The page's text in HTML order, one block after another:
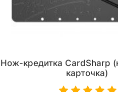
Нож-кредитка CardSharp
карточка)